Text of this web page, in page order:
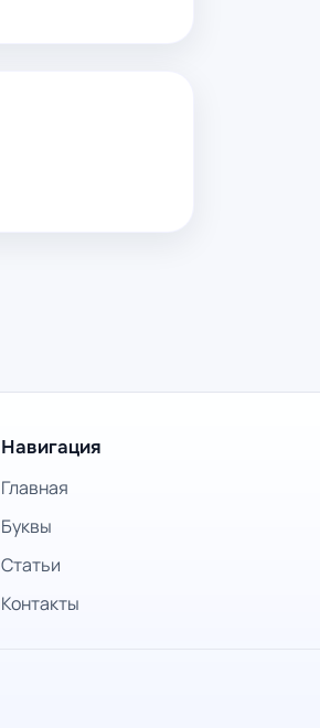
Навигация
Главная
Буквы
Статьи
Контакты